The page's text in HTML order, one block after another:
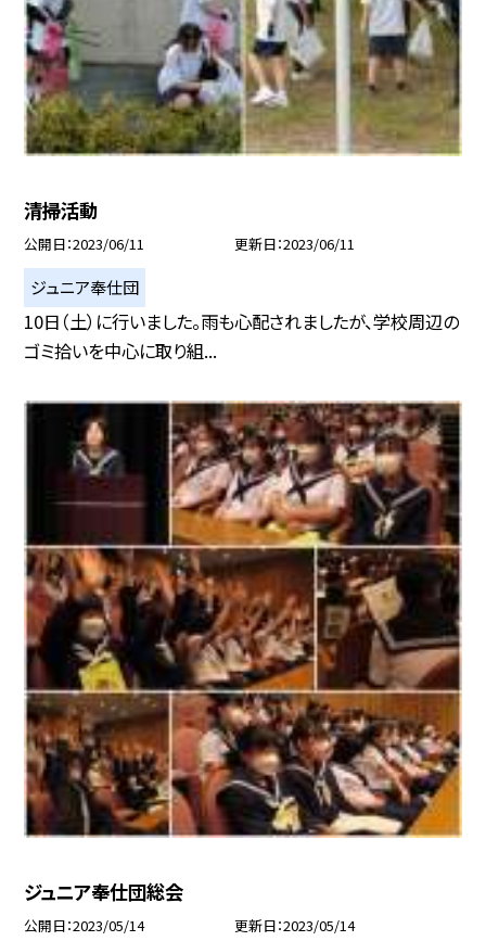
清掃活動
公開日 2023/06/11 更新日 2023/06/11
ジュニア奉仕団
10日（土）に行いました。雨も心配されましたが、学校周辺の
ゴミ拾いを中心に取り組...
ジュニア奉仕団総会
公開日 2023/05/14 更新日 2023/05/14